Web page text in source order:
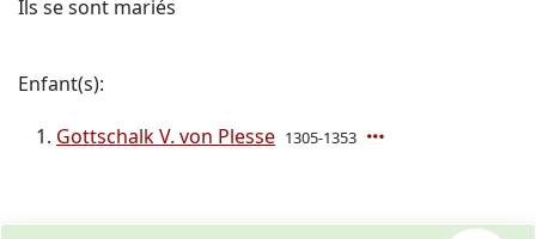
Ils se sont mariés
Enfant(s):
Gottschalk V. von Plesse 1305-1353